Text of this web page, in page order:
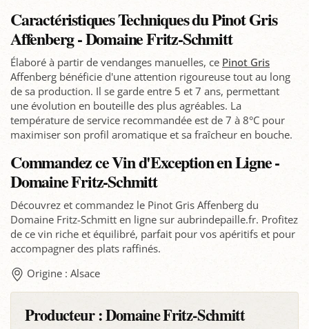
Caractéristiques Techniques du Pinot Gris
Affenberg - Domaine Fritz-Schmitt
Élaboré à partir de vendanges manuelles, ce Pinot Gris
Affenberg bénéficie d'une attention rigoureuse tout au long
de sa production. Il se garde entre 5 et 7 ans, permettant
une évolution en bouteille des plus agréables. La
température de service recommandée est de 7 à 8°C pour
maximiser son profil aromatique et sa fraîcheur en bouche.
Commandez ce Vin d'Exception en Ligne -
Domaine Fritz-Schmitt
Découvrez et commandez le Pinot Gris Affenberg du
Domaine Fritz-Schmitt en ligne sur aubrindepaille.fr. Profitez
de ce vin riche et équilibré, parfait pour vos apéritifs et pour
accompagner des plats raffinés.
Origine : Alsace
Producteur :Domaine Fritz-Schmitt